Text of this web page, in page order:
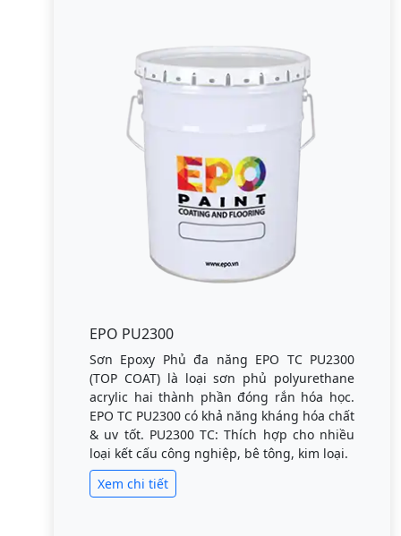
EPO PU2300
Sơn Epoxy Phủ đa năng EPO TC PU2300
(TOP COAT) là loại sơn phủ polyurethane
acrylic hai thành phần đóng rắn hóa học.
EPO TC PU2300 có khả năng kháng hóa chất
& uv tốt. PU2300 TC: Thích hợp cho nhiều
loại kết cấu công nghiệp, bê tông, kim loại.
Xem chi tiết